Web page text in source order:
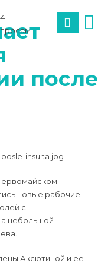
после
новые рабочие
с
небольшой
Аксютиной и ее